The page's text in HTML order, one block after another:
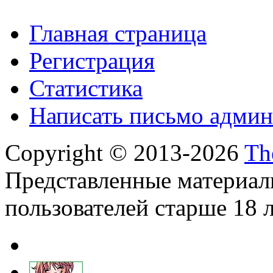
Главная страница
Регистрация
Статистика
Написать письмо
Copyright © 2013-2026
Представленные
пользователей старше 18